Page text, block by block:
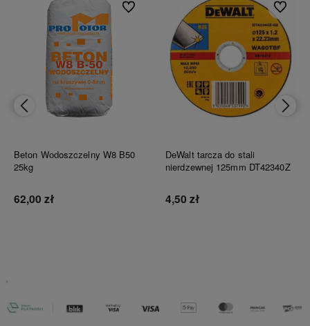
Beton Wodoszczelny W8 B50
25kg
62,00 zł
Do ulubionych
DeWalt tarcza do stali
nierdzewnej 125mm DT42340Z
4,50 zł
Do